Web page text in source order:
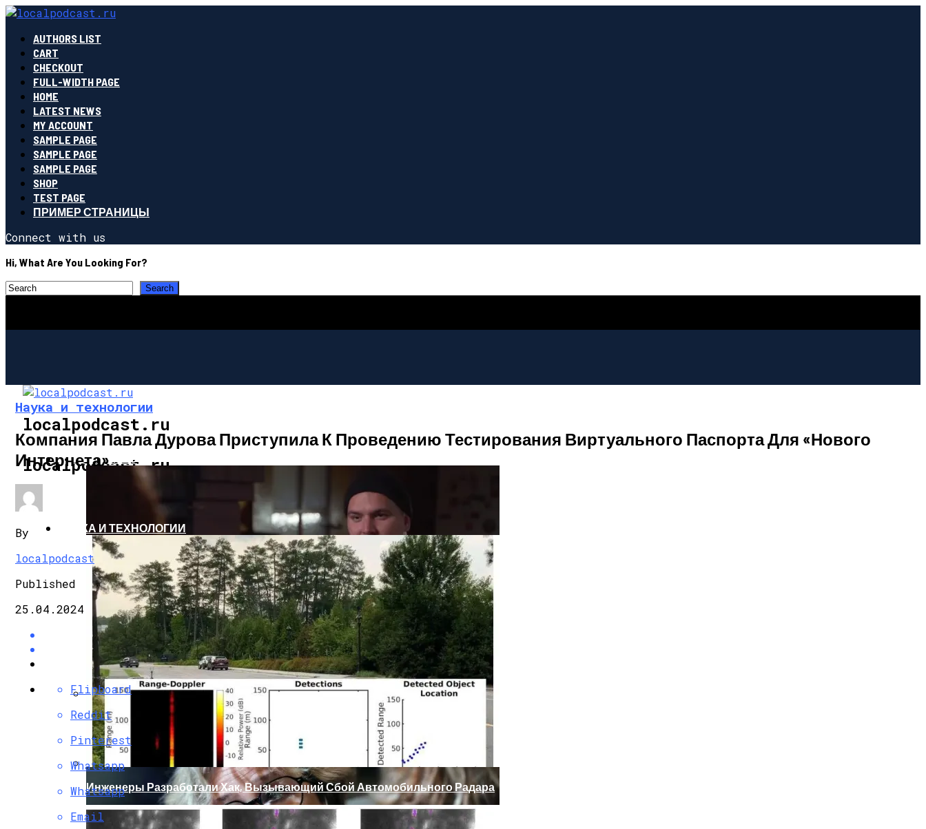
AUTHORS LIST
CART
CHECKOUT
FULL-WIDTH PAGE
HOME
LATEST NEWS
MY ACCOUNT
SAMPLE PAGE
SAMPLE PAGE
SAMPLE PAGE
SHOP
TEST PAGE
ПРИМЕР СТРАНИЦЫ
Connect with us
Hi, What Are You Looking For?
localpodcast.ru
localpodcast.ru
ШОУ-БИЗНЕС
Кто Из Знаменитостей Умер В 2023 Году: Юдашкин, Колесников, Чурикова, Зайцев И Другие – От Чего Скончались
НАУКА И ТЕХНОЛОГИИ
Инженеры Разработали Хак, Вызывающий Сбой Автомобильного Радара
Наука и технологии
Компания Павла Дурова Приступила К Проведению Тестирования Виртуального Паспорта Для «нового
Интернета»
By
localpodcast
Published
25.04.2024
Flipboard
Reddit
Pinterest
Whatsapp
Whatsapp
Email